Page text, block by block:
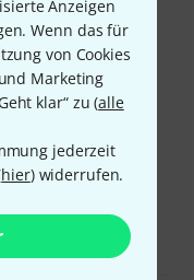
Anzeigen
Wenn das für
von Cookies
Marketing
klar“ zu (alle
jederzeit
hier) widerrufen.
26
Sonic Precision Black
Tage-Bestpreis:
€